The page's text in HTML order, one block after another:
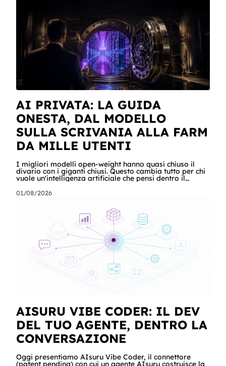
ha recuperato un listino da SharePoint, ha calcolato gli
scost
AI PRIVATA: LA GUIDA
ONESTA, DAL MODELLO
SULLA SCRIVANIA ALLA FARM
DA MILLE UTENTI
I migliori modelli open-weight hanno quasi chiuso il
divario con i giganti chiusi. Questo cambia tutto per chi
vuole un'intelligenza artificiale che pensi dentro il
chiunque abbia dati che non possono uscire. Ma la
quanto costa davvero, gradino per gradino, e cosa
serve perché un modello in casa sia sovranità e non un
far west privato. Questa guida racconta entrambe, con
esempi per ogni tagli
01/08/2026
AISURU VIBE CODER: IL DEV
DEL TUO AGENTE, DENTRO LA
CONVERSAZIONE
Oggi presentiamo AIsuru Vibe Coder, il connettore
(patent pending) con cui un agente AIsuru costruisce la